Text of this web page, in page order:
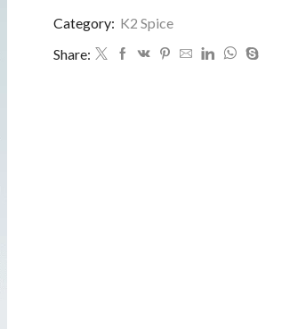
degrees
liquid
Category: K2 Spice
Share: